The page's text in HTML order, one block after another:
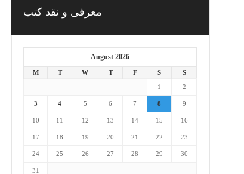
معرفی و نقد کتب
August 2026
M T W T F S
S
1
2
3 4 5 6 7 8 9
10 11 12 13 14 15 16
17 18 19 20 21 22 23
24 25 26 27 28 29 30
31